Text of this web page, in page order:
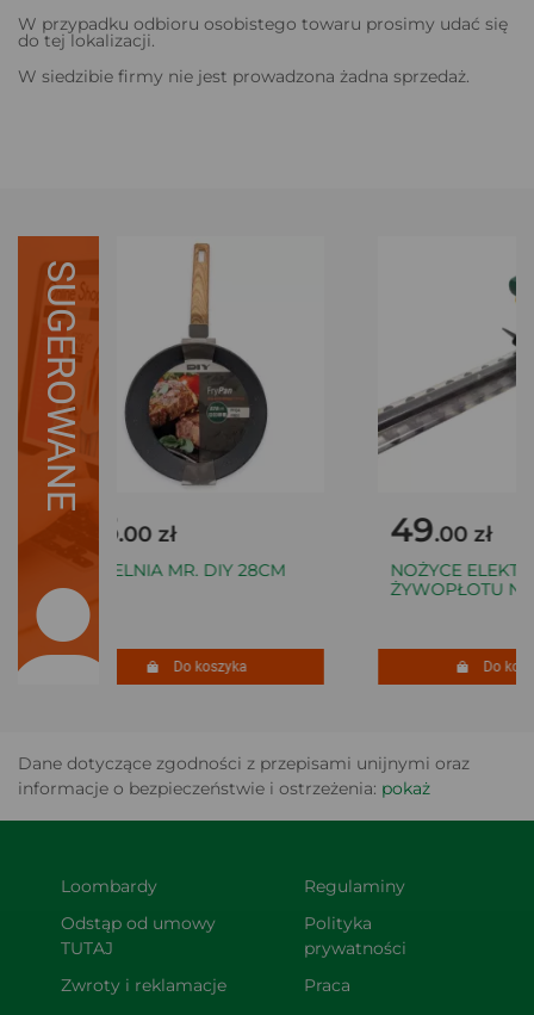
W przypadku odbioru osobistego towaru prosimy udać się
do tej lokalizacji.
W siedzibie firmy nie jest prowadzona żadna sprzedaż.
SUGEROWANE
.00 zł
PATELNIA MR. DIY 28CM
Do koszyka
49.00 zł
NOŻYCE
ŻYWOPŁOTU
Do
Dane dotyczące zgodności z przepisami unijnymi oraz
informacje o bezpieczeństwie i ostrzeżenia: pokaż
Loombardy
Odstąp od umowy
TUTAJ
Zwroty i reklamacje
Regulaminy
Polityka
prywatności
Praca